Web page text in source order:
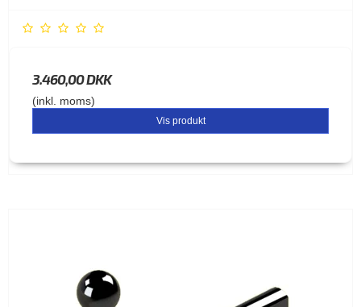
3.460,00 DKK
(inkl. moms)
Vis produkt